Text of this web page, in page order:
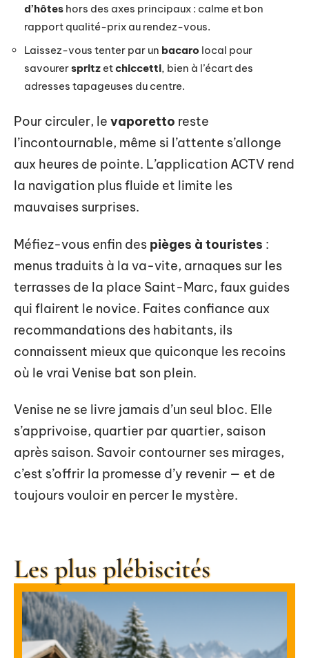
d’hôtes hors des axes principaux : calme et bon
rapport qualité-prix au rendez-vous.
Laissez-vous tenter par un bacaro local pour
savourerspritz etchiccetti, bien à l’écart des
adresses tapageuses du centre.
Pour circuler, le vaporetto reste
l’incontournable, même si l’attente s’allonge
aux heures de pointe. L’application ACTV rend
la navigation plus fluide et limite les
mauvaises surprises.
Méfiez-vous enfin des pièges à touristes :
menus traduits à la va-vite, arnaques sur les
terrasses de la place Saint-Marc, faux guides
qui flairent le novice. Faites confiance aux
recommandations des habitants, ils
connaissent mieux que quiconque les recoins
où le vrai Venise bat son plein.
Venise ne se livre jamais d’un seul bloc. Elle
s’apprivoise, quartier par quartier, saison
après saison. Savoir contourner ses mirages,
c’est s’offrir la promesse d’y revenir — et de
toujours vouloir en percer le mystère.
Les plus plébiscités